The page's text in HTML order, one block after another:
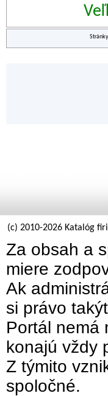
Stránky
(c) 2010-2026 Katalóg
Za obsah a
miere
Ak
si právo
Portál nemá
konajú vždy
Z týmito
spoločné.